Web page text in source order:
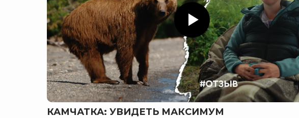
КАМЧАТКА: УВИДЕТЬ МАКСИМУМ